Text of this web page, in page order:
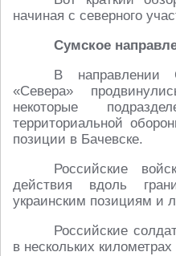
начиная с северного
Сумское
В направлении
«Севера»
некоторые
территориальной
позиции в Бачевске.
Российские
действия вдоль
украинским позициям и
Российские
в нескольких